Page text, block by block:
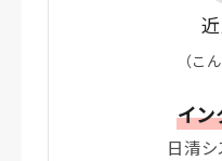
（こ
イン
日清